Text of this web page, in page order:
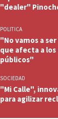
"dealer"
POLITICA
"No vamos a
que afecta a
públicos"
SOCIEDAD
"Mi Calle",
para agilizar